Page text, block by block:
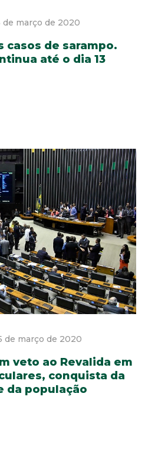
de março de 2020
casos de sarampo.
até o dia 13
de março de 2020
veto ao Revalida em
conquista da
da população